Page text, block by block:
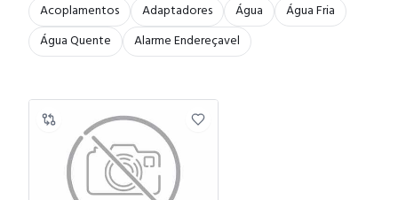
Acoplamentos
Adaptadores Água
Água Fria
Água Quente
Alarme Endereçavel